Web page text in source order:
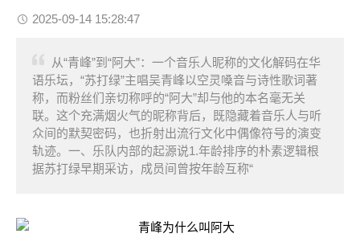
2025-09-14 15:28:47
从“青峰”到“阿大”：一个音乐人昵称的文化解码在华
语乐坛，“苏打绿”主唱吴青峰以空灵嗓音与诗性歌词著
称，而粉丝们亲切称呼的“阿大”却与他的本名毫无关
联。这个充满烟火气的昵称背后，既隐藏着音乐人与听
众间的默契密码，也折射出流行文化中偶像符号的演变
轨迹。一、乐队内部的起源说1.年龄排序的朴素逻辑根
据苏打绿早期采访，成员间曾按年龄互称“